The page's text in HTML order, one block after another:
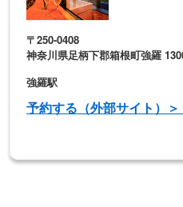
〒250-0408
神奈川県足柄下郡箱根町強羅
強羅駅
予約する（外部サイト）＞